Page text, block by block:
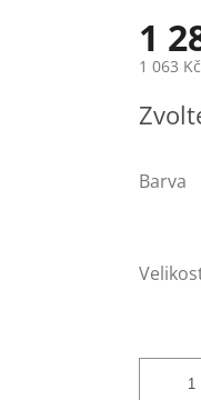
1
1 063
cena:
Barva